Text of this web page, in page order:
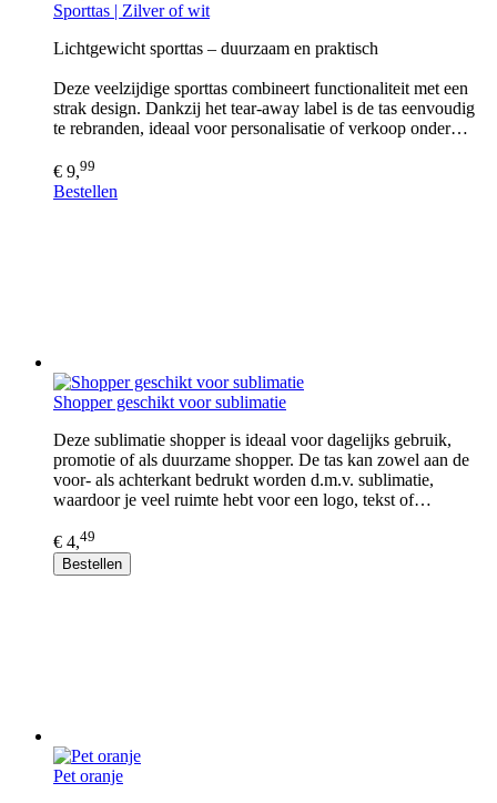
Sporttas | Zilver of wit
Lichtgewicht sporttas – duurzaam en praktisch
Deze veelzijdige sporttas combineert functionaliteit met een
strak design. Dankzij het tear-away label is de tas eenvoudig
te rebranden, ideaal voor personalisatie of verkoop onder…
€ 9,99
Bestellen
Shopper geschikt voor sublimatie
Deze sublimatie shopper is ideaal voor dagelijks gebruik,
promotie of als duurzame shopper. De tas kan zowel aan de
voor- als achterkant bedrukt worden d.m.v. sublimatie,
waardoor je veel ruimte hebt voor een logo, tekst of…
€ 4,49
Bestellen
Pet oranje